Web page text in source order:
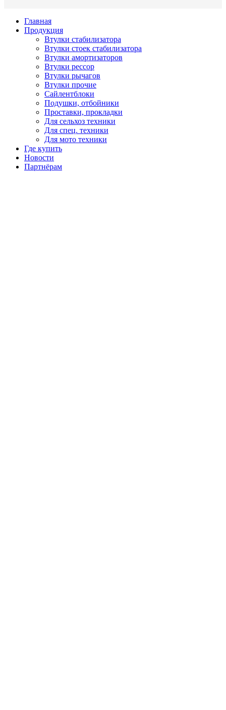
Главная
Продукция
Втулки стабилизатора
Втулки стоек стабилизатора
Втулки амортизаторов
Втулки рессор
Втулки рычагов
Втулки прочие
Сайлентблоки
Подушки, отбойники
Проставки, прокладки
Для сельхоз техники
Для спец. техники
Для мото техники
Где купить
Новости
Партнёрам